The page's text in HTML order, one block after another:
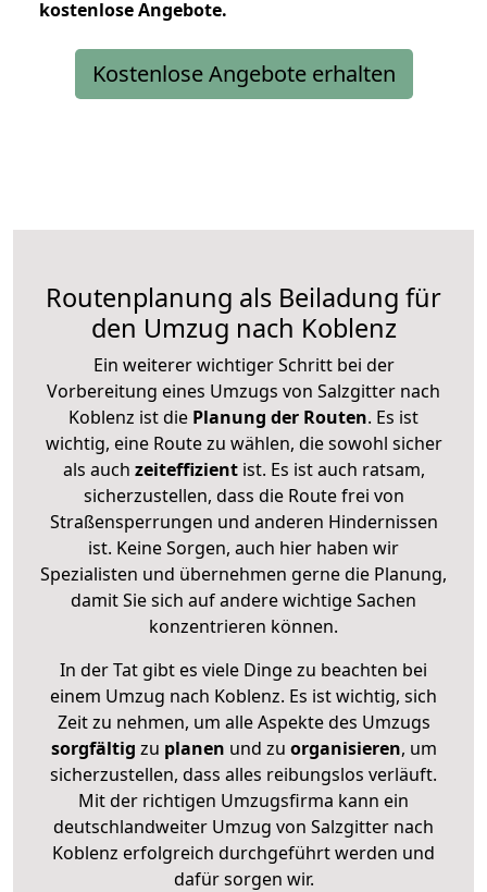
kostenloseAngebote.
Kostenlose Angebote erhalten
Routenplanung als Beiladung für
den Umzug nach Koblenz
Ein weiterer wichtiger Schritt bei der
Vorbereitung eines Umzugs von Salzgitter nach
Koblenz ist die Planung der Routen. Es ist
wichtig, eine Route zu wählen, die sowohl sicher
als auch zeiteffizientist. Es ist auch ratsam,
sicherzustellen, dass die Route frei von
Straßensperrungen und anderen Hindernissen
ist. Keine Sorgen, auch hier haben wir
Spezialisten und übernehmen gerne die Planung,
damit Sie sich auf andere wichtige Sachen
konzentrieren können.
In der Tat gibt es viele Dinge zu beachten bei
einem Umzug nach Koblenz. Es ist wichtig, sich
Zeit zu nehmen, um alle Aspekte des Umzugs
sorgfältig zu planen und zu organisieren, um
sicherzustellen, dass alles reibungslos verläuft.
Mit der richtigen Umzugsfirma kann ein
deutschlandweiter Umzug von Salzgitter nach
Koblenz erfolgreich durchgeführt werden und
dafür sorgen wir.